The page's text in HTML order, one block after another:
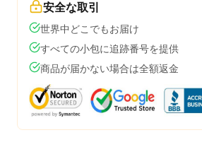
安全な取引
世界中どこでもお届け
すべての小包に追跡番号を提供
商品が届かない場合は全額返金